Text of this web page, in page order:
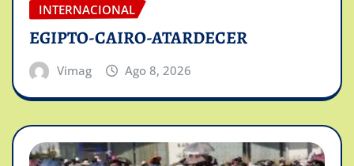
INTERNACIONAL
EGIPTO-CAIRO-ATARDECER
Vimag Ago 8, 2026